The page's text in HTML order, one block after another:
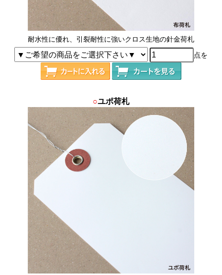
耐水性に優れ、引裂耐性に強いクロス生地の針金荷札
点を
○ユポ荷札